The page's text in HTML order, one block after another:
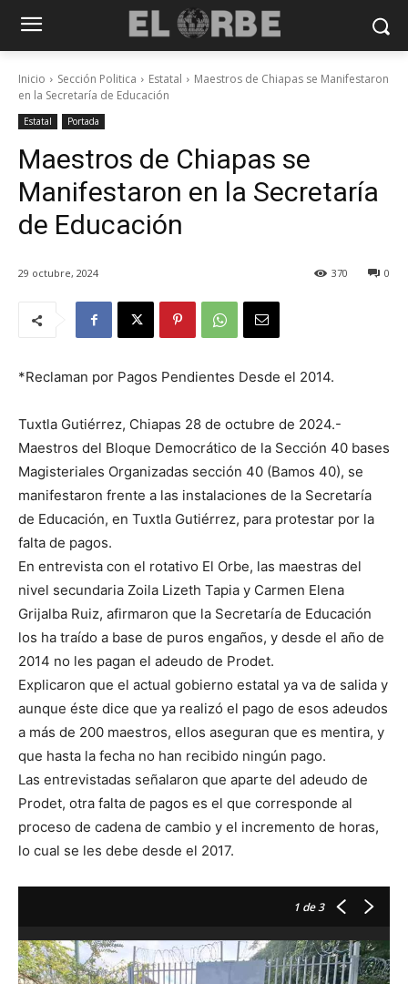
Inicio Sección Politica Estatal
Maestros de Chiapas se Manifestaron
en la Secretaría de Educación
Estatal Portada
Maestros de Chiapas se
Manifestaron en la Secretaría
de Educación
29 octubre, 2024 0
370
*Reclaman por Pagos Pendientes Desde el 2014.
Tuxtla Gutiérrez, Chiapas 28 de octubre de 2024.-
Maestros del Bloque Democrático de la Sección 40 bases
Magisteriales Organizadas sección 40 (Bamos 40), se
manifestaron frente a las instalaciones de la Secretaría
de Educación, en Tuxtla Gutiérrez, para protestar por la
falta de pagos.
En entrevista con el rotativo El Orbe, las maestras del
nivel secundaria Zoila Lizeth Tapia y Carmen Elena
Grijalba Ruiz, afirmaron que la Secretaría de Educación
los ha traído a base de puros engaños, y desde el año de
2014 no les pagan el adeudo de Prodet.
Explicaron que el actual gobierno estatal ya va de salida y
aunque éste dice que ya realizó el pago de esos adeudos
a más de 200 maestros, ellos aseguran que es mentira, y
que hasta la fecha no han recibido ningún pago.
Las entrevistadas señalaron que aparte del adeudo de
Prodet, otra falta de pagos es el que corresponde al
proceso de cadena de cambio y el incremento de horas,
lo cual se les debe desde el 2017.
1 de 3